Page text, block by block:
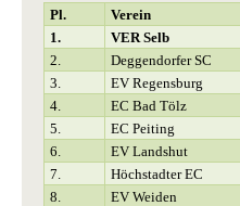
Pl. Verein
1.
VER Selb
2.
Deggendorfer SC
3.
EV Regensburg
4.
EC Bad Tölz
5.
EC Peiting
6.
EV Landshut
7.
Höchstadter EC
8.
EV Weiden